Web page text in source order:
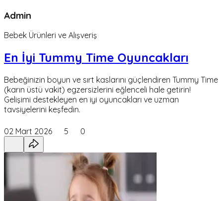
Admin
Bebek Ürünleri ve Alışveriş
En İyi Tummy Time Oyuncakları
Bebeğinizin boyun ve sırt kaslarını güçlendiren Tummy Time
(karın üstü vakit) egzersizlerini eğlenceli hale getirin!
Gelişimi destekleyen en iyi oyuncakları ve uzman
tavsiyelerini keşfedin.
02 Mart 2026 5 0